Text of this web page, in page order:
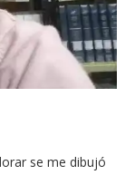
se me dibujó